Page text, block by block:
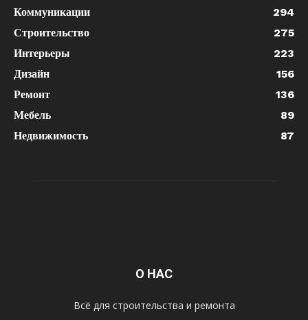
Коммуникации
294
Строительство
275
Интерьеры
223
Дизайн
156
Ремонт
136
Мебель
89
Недвижимость
87
О НАС
Всё для строительства и ремонта